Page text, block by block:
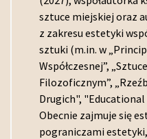
sztuce miejskiej oraz
z zakresu estetyki
sztuki (m.in. w
Współczesnej”,
Filozoficznym”,
Drugich",
Obecnie zajmuje się
pograniczami